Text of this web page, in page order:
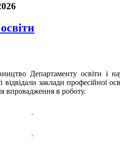
Департаменту освіти і
відвідали заклади професійної
впровадження в роботу.